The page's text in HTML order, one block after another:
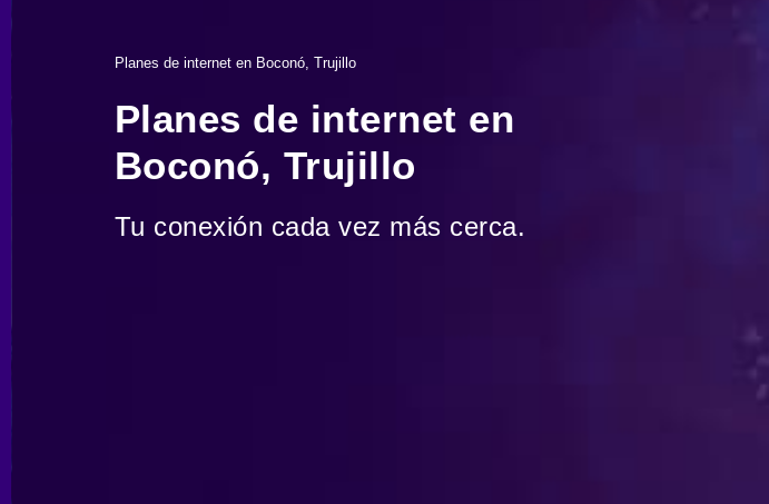
Planes de internet en Boconó, Trujillo
Planes de internet en
Boconó, Trujillo
Tu conexión cada vez más cerca.